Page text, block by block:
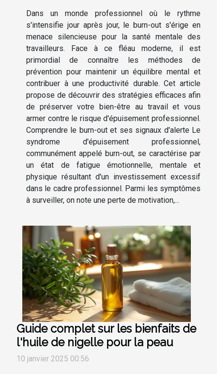
Dans un monde professionnel où le rythme
s'intensifie jour après jour, le burn-out s'érige en
menace silencieuse pour la santé mentale des
travailleurs. Face à ce fléau moderne, il est
primordial de connaître les méthodes de
prévention pour maintenir un équilibre mental et
contribuer à une productivité durable. Cet article
propose de découvrir des stratégies efficaces afin
de préserver votre bien-être au travail et vous
armer contre le risque d'épuisement professionnel.
Comprendre le burn-out et ses signaux d'alerte Le
syndrome d'épuisement professionnel,
communément appelé burn-out, se caractérise par
un état de fatigue émotionnelle, mentale et
physique résultant d'un investissement excessif
dans le cadre professionnel. Parmi les symptômes
à surveiller, on note une perte de motivation,...
Guide complet sur les bienfaits de
l'huile de nigelle pour la peau
10 janvier 2025 00:56